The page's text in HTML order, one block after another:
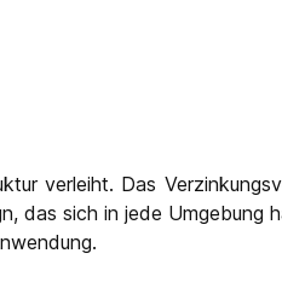
verleiht. Das
das sich in jede Umgebung